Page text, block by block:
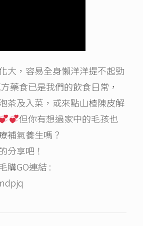
大，容易全身懶洋洋提不起勁
藥食已是我們的飲食日常，
茶及入菜，或來點山楂陳皮解
但你有想過家中的毛孩也
補氣養生嗎？
分享吧！
購GO連結 :